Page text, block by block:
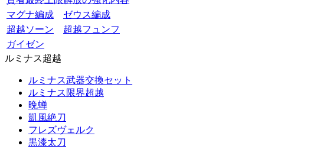
マグナ編成
ゼウス編成
超越ソーン
超越フュンフ
ガイゼン
ルミナス超越
ルミナス武器交換セット
ルミナス限界超越
晩蝉
凱風絶刀
フレズヴェルク
黒漆太刀